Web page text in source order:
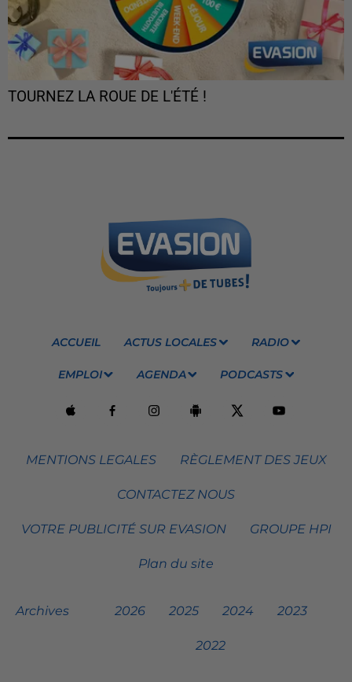
TOURNEZ LA ROUE DE L'ÉTÉ !
ACCUEIL ACTUS LOCALES RADIO
EMPLOI AGENDA PODCASTS
MENTIONS LEGALES RÈGLEMENT DES JEUX
CONTACTEZ NOUS
VOTRE PUBLICITÉ SUR EVASION GROUPE HPI
Plan du site
Archives 2026 2025 2024 2023
2022